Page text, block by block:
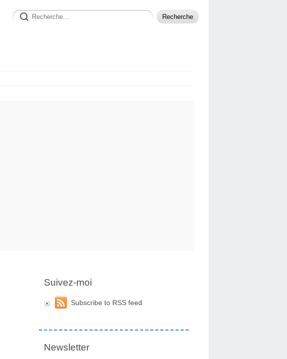
Suivez-moi
Subscribe to RSS feed
Newsletter